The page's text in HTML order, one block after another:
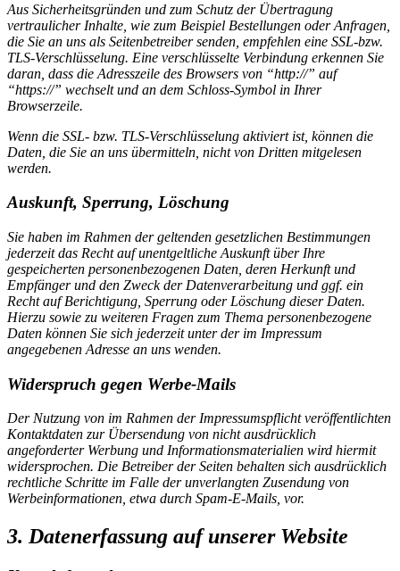
Aus Sicherheitsgründen und zum Schutz der Übertragung
vertraulicher Inhalte, wie zum Beispiel Bestellungen oder Anfragen,
die Sie an uns als Seitenbetreiber senden, empfehlen eine SSL-bzw.
TLS-Verschlüsselung. Eine verschlüsselte Verbindung erkennen Sie
daran, dass die Adresszeile des Browsers von “http://” auf
“https://” wechselt und an dem Schloss-Symbol in Ihrer
Browserzeile.
Wenn die SSL- bzw. TLS-Verschlüsselung aktiviert ist, können die
Daten, die Sie an uns übermitteln, nicht von Dritten mitgelesen
werden.
Auskunft, Sperrung, Löschung
Sie haben im Rahmen der geltenden gesetzlichen Bestimmungen
jederzeit das Recht auf unentgeltliche Auskunft über Ihre
gespeicherten personenbezogenen Daten, deren Herkunft und
Empfänger und den Zweck der Datenverarbeitung und ggf. ein
Recht auf Berichtigung, Sperrung oder Löschung dieser Daten.
Hierzu sowie zu weiteren Fragen zum Thema personenbezogene
Daten können Sie sich jederzeit unter der im Impressum
angegebenen Adresse an uns wenden.
Widerspruch gegen Werbe-Mails
Der Nutzung von im Rahmen der Impressumspflicht veröffentlichten
Kontaktdaten zur Übersendung von nicht ausdrücklich
angeforderter Werbung und Informationsmaterialien wird hiermit
widersprochen. Die Betreiber der Seiten behalten sich ausdrücklich
rechtliche Schritte im Falle der unverlangten Zusendung von
Werbeinformationen, etwa durch Spam-E-Mails, vor.
3. Datenerfassung auf unserer Website